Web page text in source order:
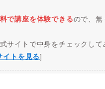
で講座を体験できるので、無
サイトで中身をチェックして
イトを見る]